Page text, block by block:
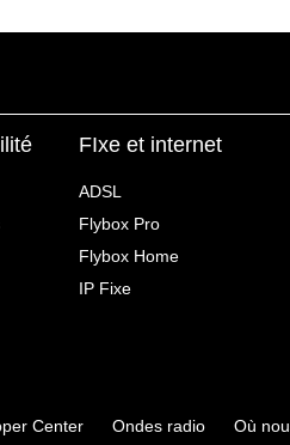
FIxe et internet
ADSL
Flybox Pro
Flybox Home
IP Fixe
Center Ondes radio Où